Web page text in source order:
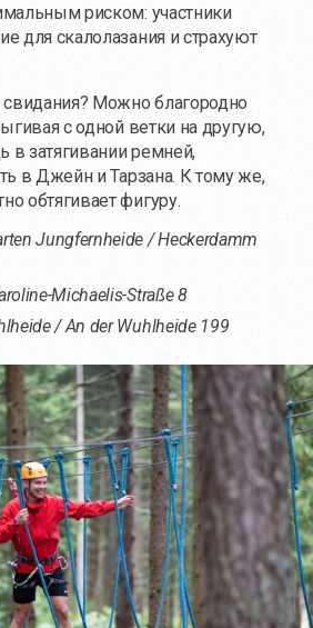
риском: участники
для скалолазания и страхуют
Можно благородно
с одной ветки на другую,
затягивании ремней,
в Джейн и Тарзана. К тому же,
обтягивает фигуру.
Jungfernheide / Heckerdamm
Michaelis-Straße 8
/ An der Wuhlheide 199